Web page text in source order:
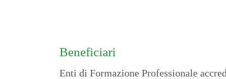
Beneficiari
Enti di Formazione Professionale